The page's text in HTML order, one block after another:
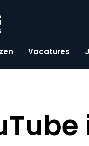
Vacatures